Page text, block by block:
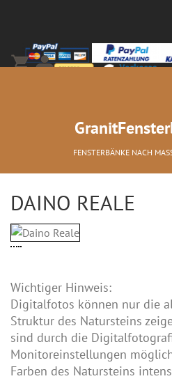
FENSTERBÄNKE NACH
DAINO REALE
Wichtiger Hinweis:
Digitalfotos können nur die
Struktur des Natursteins
sind durch die
Monitoreinstellungen
Farben des Natursteins